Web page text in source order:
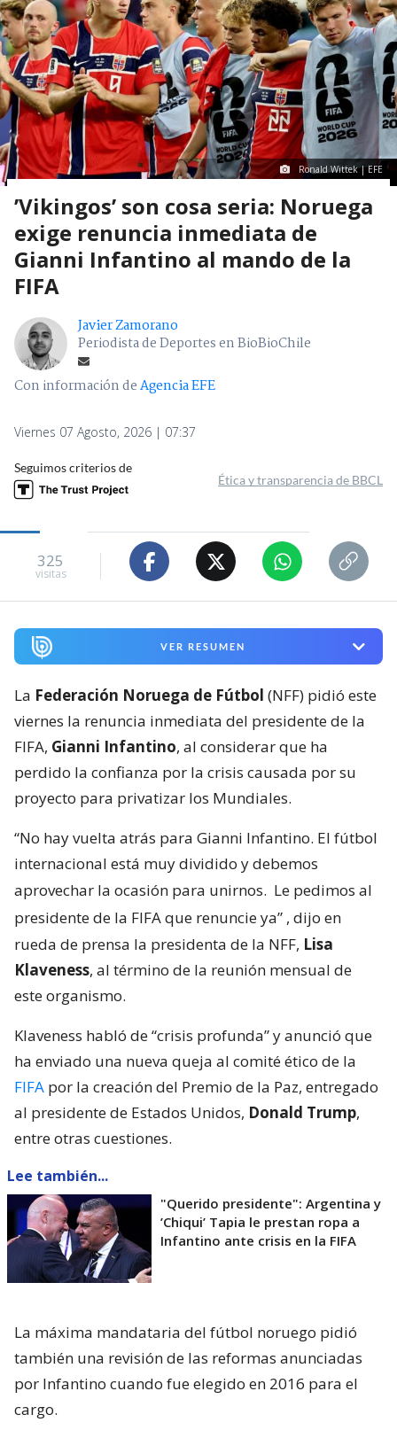
Ronald Wittek | EFE
’Vikingos’ son cosa seria: Noruega
exige renuncia inmediata de
Gianni Infantino al mando de la
FIFA
Javier Zamorano
Periodista de Deportes en BioBioChile
Con información deAgencia EFE
Viernes 07 Agosto, 2026 | 07:37
Seguimos criterios de
Ética y transparencia de BBCL
325
visitas
VER RESUMEN
La Federación Noruega de Fútbol (NFF) pidió este
viernes la renuncia inmediata del presidente de la
FIFA, Gianni Infantino, al considerar que ha
perdido la confianza por la crisis causada por su
proyecto para privatizar los Mundiales.
“No hay vuelta atrás para Gianni Infantino. El fútbol
internacional está muy dividido y debemos
aprovechar la ocasión para unirnos. Le pedimos al
presidente de la FIFA que renuncie ya” , dijo en
rueda de prensa la presidenta de la NFF, Lisa
Klaveness, al término de la reunión mensual de
este organismo.
Klaveness habló de “crisis profunda” y anunció que
ha enviado una nueva queja al comité ético de la
FIFA por la creación del Premio de la Paz, entregado
al presidente de Estados Unidos, Donald Trump,
entre otras cuestiones.
Lee también...
"Querido presidente": Argentina y
’Chiqui’ Tapia le prestan ropa a
Infantino ante crisis en la FIFA
La máxima mandataria del fútbol noruego pidió
también una revisión de las reformas anunciadas
por Infantino cuando fue elegido en 2016 para el
cargo.